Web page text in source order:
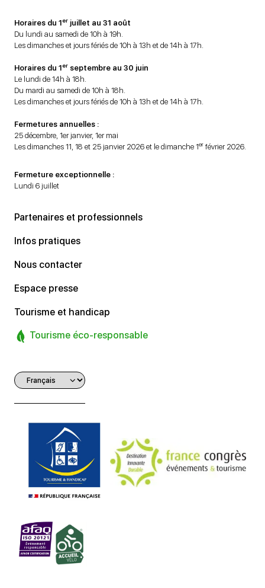
Horaires du 1er juillet au 31 août
Du lundi au samedi de 10h à 19h.
Les dimanches et jours fériés de 10h à 13h et de 14h à 17h.
Horaires du 1er septembre au 30 juin
Le lundi de 14h à 18h.
Du mardi au samedi de 10h à 18h.
Les dimanches et jours fériés de 10h à 13h et de 14h à 17h.
Fermetures annuelles :
25 décembre, 1er janvier, 1er mai
Les dimanches 11, 18 et 25 janvier 2026 et le dimanche 1er février 2026.
Fermeture exceptionnelle :
Lundi 6 juillet
Partenaires et professionnels
Infos pratiques
Nous contacter
Espace presse
Tourisme et handicap
Tourisme éco-responsable